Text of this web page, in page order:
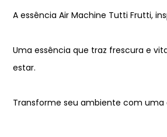
A essência Air Machine Tutti Frutti,
Uma essência que traz frescura e
estar.
Transforme seu ambiente com uma